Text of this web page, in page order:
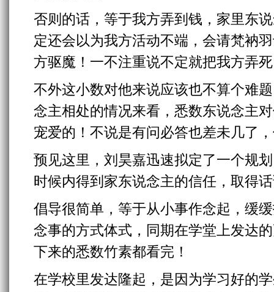
否则的话，等于我方弄到钱，家里东
定还会以为我方活动不端，会请梵衲
方驱魔！一不注重说不定就把我方弄
不外这小数对他来说应该也不算个难
念主相处的情况来看，悉数东说念主
宠爱的！不说是有问必答也差未几了
预见这里，刘昊嘉迅速拟定了一个规
时候内得到家东说念主的信任，取得
倡导很简单，等于从小事作念起，缓
念事的方式体式，同期在学堂上发达
下来的悉数竹素都看完！
在学校里发达隆起，是因为学习好的